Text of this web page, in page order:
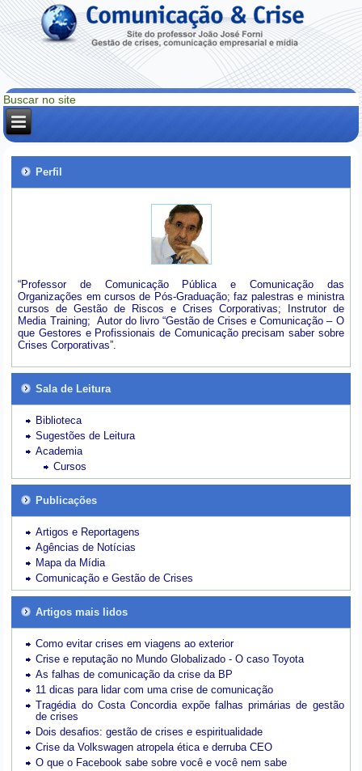
Perfil
“Professor de Comunicação Pública e Comunicação das
Organizações em cursos de Pós-Graduação; faz palestras e ministra
cursos de Gestão de Riscos e Crises Corporativas; Instrutor de
Media Training; Autor do livro “Gestão de Crises e Comunicação – O
que Gestores e Profissionais de Comunicação precisam saber sobre
Crises Corporativas”.
Sala de Leitura
Biblioteca
Sugestões de Leitura
Academia
Cursos
Publicações
Artigos e Reportagens
Agências de Notícias
Mapa da Mídia
Comunicação e Gestão de Crises
Artigos mais lidos
Como evitar crises em viagens ao exterior
Crise e reputação no Mundo Globalizado - O caso Toyota
As falhas de comunicação da crise da BP
11 dicas para lidar com uma crise de comunicação
Tragédia do Costa Concordia expõe falhas primárias de gestão
de crises
Dois desafios: gestão de crises e espiritualidade
Crise da Volkswagen atropela ética e derruba CEO
O que o Facebook sabe sobre você e você nem sabe